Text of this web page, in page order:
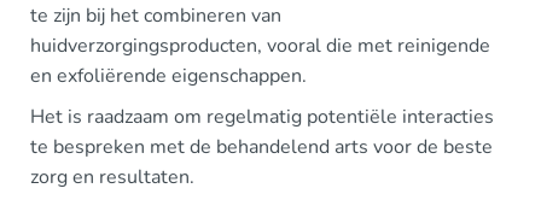
te zijn bij het combineren van
huidverzorgingsproducten, vooral die met reinigende
en exfoliërende eigenschappen.
Het is raadzaam om regelmatig potentiële interacties
te bespreken met de behandelend arts voor de beste
zorg en resultaten.